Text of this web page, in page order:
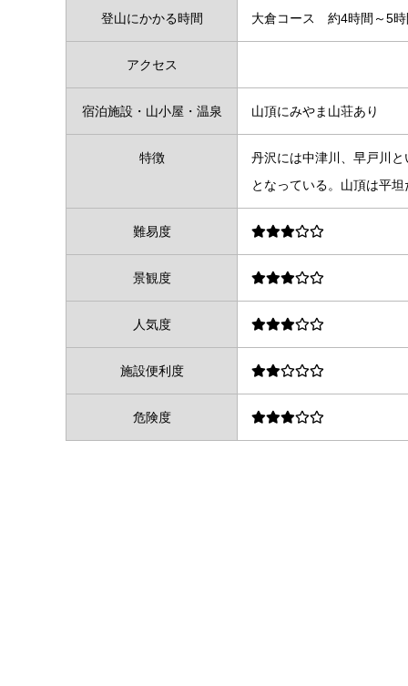
登山にかかる時間 大倉コース 約4時間～5時
アクセス
宿泊施設・山小屋・温泉 山頂にみやま山荘あり
特徴
丹沢には中津川、早戸川
となっている。山頂は平
難易度
景観度
人気度
施設便利度
危険度